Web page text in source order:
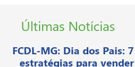
Últimas Notícias
FCDL-MG: Dia dos Pais: 7
estratégias para vender